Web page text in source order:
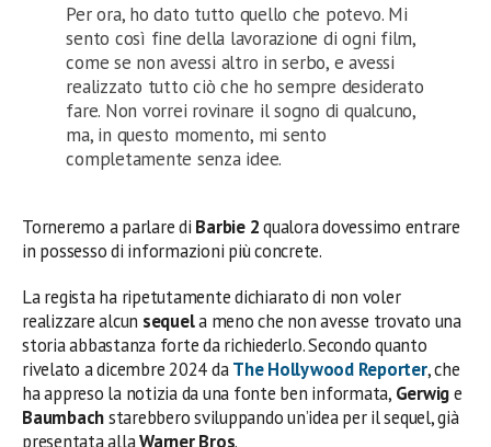
Per ora, ho dato tutto quello che potevo. Mi
sento così fine della lavorazione di ogni film,
come se non avessi altro in serbo, e avessi
realizzato tutto ciò che ho sempre desiderato
fare. Non vorrei rovinare il sogno di qualcuno,
ma, in questo momento, mi sento
completamente senza idee.
Torneremo a parlare di Barbie 2qualora dovessimo entrare
in possesso di informazioni più concrete.
La regista ha ripetutamente dichiarato di non voler
realizzare alcun sequela meno che non avesse trovato una
storia abbastanza forte da richiederlo. Secondo quanto
rivelato a dicembre 2024 daThe Hollywood Reporter, che
ha appreso la notizia da una fonte ben informata, Gerwige
Baumbachstarebbero sviluppando un’idea per il sequel, già
presentata allaWarner Bros.